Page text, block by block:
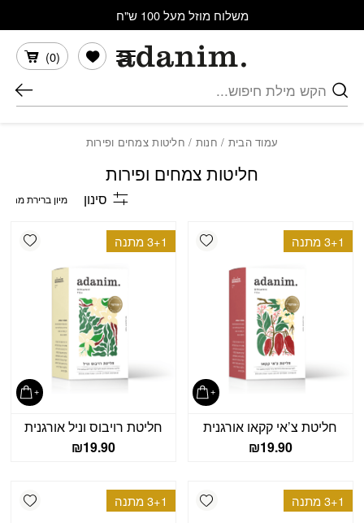
משלוח מוזל מעל 100 ש"ח
חיפוש
(
0
)
הרשימה שלי
עמוד הבית / חנות / חליטות צמחים ופירות
חליטות צמחים ופירות
סינון
Add wishlist 3+1 מתנה
חליטת צ’אי קקאו אורגנית
₪19.90
3+1 מתנה
חליטת רויבוס וניל אורגנית
₪19.90
Add wishlist 3+1 מתנה 3+1 מתנה